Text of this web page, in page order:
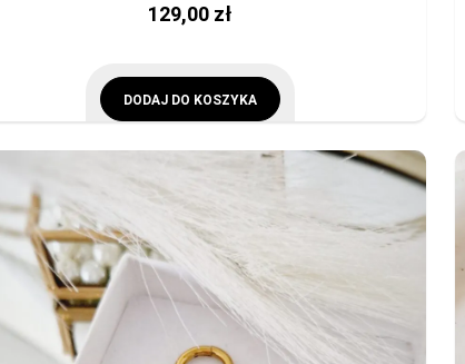
129,00 zł
DODAJ DO KOSZYKA